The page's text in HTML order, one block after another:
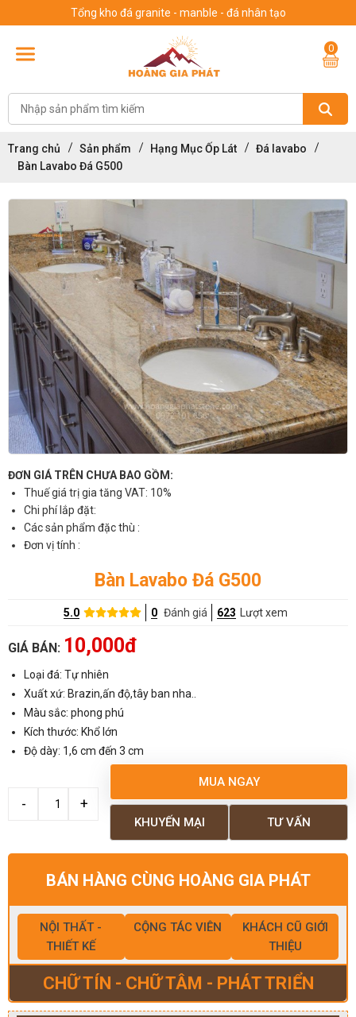
Tổng kho đá granite - manble - đá nhân tạo
0
Trang chủ Sản phẩm Hạng Mục Ốp Lát
Đá lavabo
Bàn Lavabo Đá G500
ĐƠN GIÁ TRÊN CHƯA BAO GỒM:
Thuế giá trị gia tăng VAT: 10%
Chi phí lắp đặt:
Các sản phẩm đặc thù :
Đơn vị tính :
Bàn Lavabo Đá G500
5.0 0 Đánh giá 623 Lượt xem
GIÁ BÁN: 10,000đ
Loại đá: Tự nhiên
Xuất xứ: Brazin,ấn độ,tây ban nha..
Màu sắc: phong phú
Kích thước: Khổ lớn
Độ dày: 1,6 cm đến 3 cm
MUA NGAY
TƯ VẤN
KHUYẾN MẠI
BÁN HÀNG CÙNG HOÀNG GIA PHÁT
NỘI THẤT -
THIẾT KẾ
CỘNG TÁC VIÊN
KHÁCH CŨ GIỚI
THIỆU
CHỮ TÍN - CHỮ TÂM - PHÁT TRIỂN